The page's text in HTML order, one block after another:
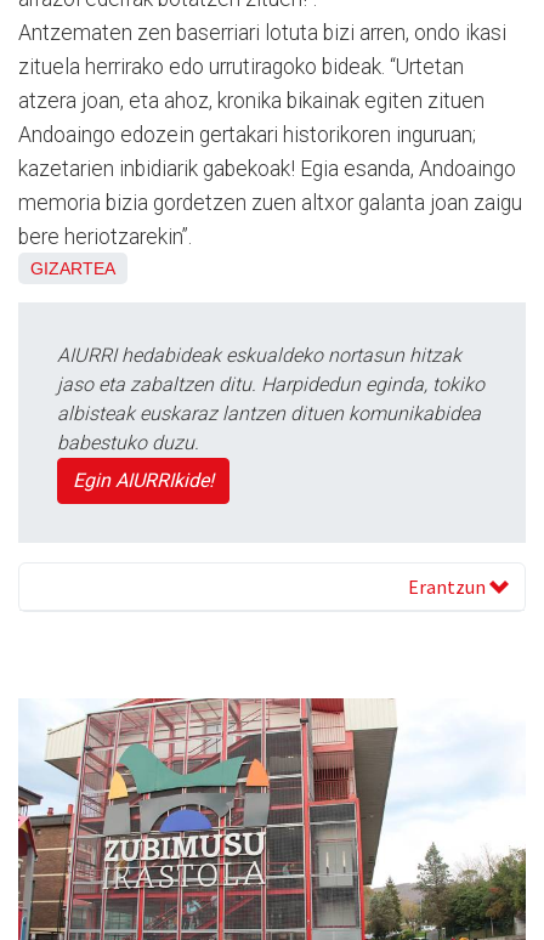
Antzematen zen baserriari lotuta bizi arren, ondo ikasi
zituela herrirako edo urrutiragoko bideak. “Urtetan
atzera joan, eta ahoz, kronika bikainak egiten zituen
Andoaingo edozein gertakari historikoren inguruan;
kazetarien inbidiarik gabekoak! Egia esanda, Andoaingo
memoria bizia gordetzen zuen altxor galanta joan zaigu
bere heriotzarekin”.
GIZARTEA
AIURRI hedabideak eskualdeko nortasun hitzak
jaso eta zabaltzen ditu. Harpidedun eginda, tokiko
albisteak euskaraz lantzen dituen komunikabidea
babestuko duzu.
Egin AIURRIkide!
Erantzun